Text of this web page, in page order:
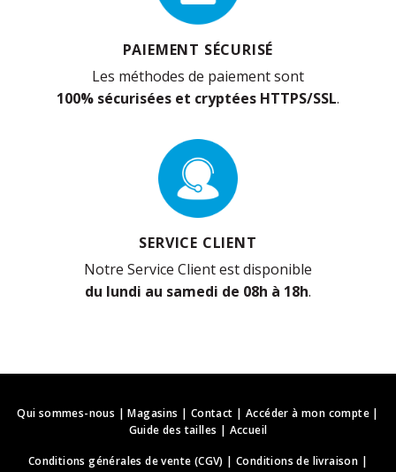
PAIEMENT SÉCURISÉ
Les méthodes de paiement sont
100% sécurisées et cryptées HTTPS/SSL.
SERVICE CLIENT
Notre Service Client est disponible
du lundi au samedi de 08h à 18h.
Qui sommes-nous |Magasins | Contact | Accéder à mon compte|
Guide des tailles | Accueil
Conditions générales de vente (CGV) |Conditions de livraison |